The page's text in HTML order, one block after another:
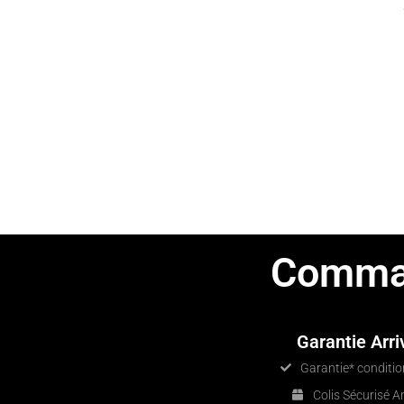
Garantie
Garantie*
Colis Sécurisé